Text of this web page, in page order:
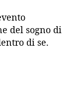
del sogno di
di se.